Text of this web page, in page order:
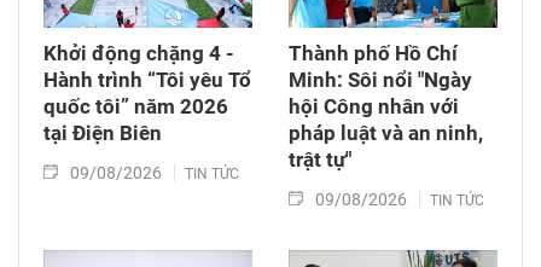
Khởi động chặng 4 -
Hành trình “Tôi yêu Tổ
quốc tôi” năm 2026
tại Điện Biên
09/08/2026 TIN TỨC
Thành phố Hồ Chí
Minh: Sôi nổi "Ngày
hội Công nhân với
pháp luật và an ninh,
trật tự"
09/08/2026 TIN TỨC